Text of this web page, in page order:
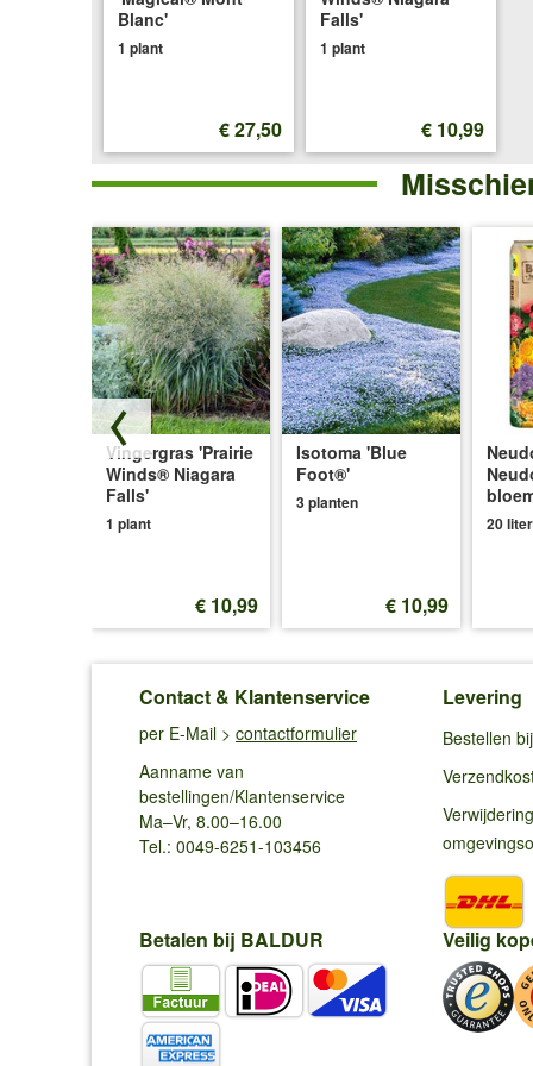
Blanc'
1 plant
€ 27,50
Falls'
1 plant
€ 10,99
Vingergras 'Prairie
Winds® Niagara
Falls'
1 plant
€ 10,99
Isotoma 'Blue
Foot®'
3 planten
€ 10,99
20 liter
Contact & Klantenservice
per E-Mail > contactformulier
Aanname van
bestellingen/Klantenservice
Ma–Vr, 8.00–16.00
Tel.: 0049-6251-103456
Levering
Bestellen
Betalen bij BALDUR Veilig